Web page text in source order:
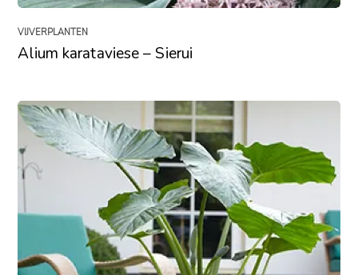
VIJVERPLANTEN
Alium karataviese – Sierui